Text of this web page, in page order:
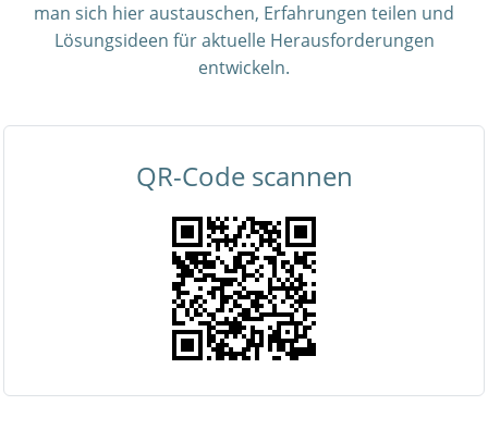
man sich hier austauschen, Erfahrungen teilen und
Lösungsideen für aktuelle Herausforderungen
entwickeln.
QR-Code scannen